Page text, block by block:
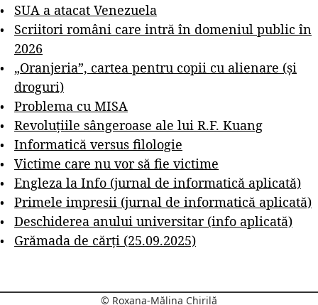
SUA a atacat Venezuela
Scriitori români care intră în domeniul public în
2026
„Oranjeria”, cartea pentru copii cu alienare (și
droguri)
Problema cu MISA
Revoluțiile sângeroase ale lui R.F. Kuang
Informatică versus filologie
Victime care nu vor să fie victime
Engleza la Info (jurnal de informatică aplicată)
Primele impresii (jurnal de informatică aplicată)
Deschiderea anului universitar (info aplicată)
Grămada de cărți (25.09.2025)
© Roxana-Mălina Chirilă